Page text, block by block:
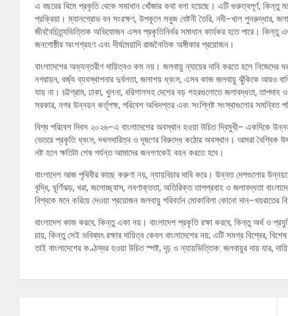
এ বছরের থিমে প্রকৃতি থেকে সমাধান খোঁজার কথা বলা হয়েছে। এটি গুরুত্বপূর্ণ, কিন্তু
প্রক্রিয়া। ম্যানগ্রোভ বন সংরক্ষণ, উপকূলে সবুজ বেষ্টনী তৈরি, নদী–খাল পুনরুদ্ধার,
জীববৈচিত্র্যভিত্তিক অভিযোজন এসব প্রকৃতিনির্ভর সমাধান কার্যকর হতে পারে। কিন্তু
জনগোষ্ঠীর অংশগ্রহণ এবং দীর্ঘমেয়াদি রাজনৈতিক অঙ্গীকার প্রয়োজন।
বাংলাদেশের অভ্যন্তরীণ দায়িত্বও কম নয়। জলবায়ু ন্যায়ের দাবি করতে হলে নিজেদের
নগরায়ন, বর্জ্য ব্যবস্থাপনার দুর্বলতা, জলাশয় ধ্বংস, এসব কাজ জলবায়ু ঝুঁকিকে আরও
যায় না। চট্টগ্রাম, ঢাকা, খুলনা, বরিশালসহ দেশের বড় শহরগুলোতে জলাবদ্ধতা,
সরকার, নগর উন্নয়ন কর্তৃপক্ষ, পরিবেশ অধিদপ্তর এবং সংশ্লিষ্ট সংস্থাগুলোর সমন্বিত
বিশ্ব পরিবেশ দিবস ২০২৬–এ বাংলাদেশের অবস্থান হওয়া উচিত দ্বিমুখী– একদিকে
ভেতরে প্রকৃতি ধ্বংস, দখলদারিত্ব ও দূষণের বিরুদ্ধে কঠোর অবস্থান। আমরা বৈশ্বিক
নষ্ট হলে ক্ষতিটা শেষ পর্যন্ত আমাদের জনগণকেই বহন করতে হবে।
বাংলাদেশ আজ পৃথিবীর কাছে করুণা নয়, ন্যায়বিচার দাবি করে। উন্নত দেশগুলোর
বৃদ্ধি, ঘূর্ণিঝড়, খরা, জলোচ্ছ্বাস, লবণাক্ততা, অতিরিক্ত তাপপ্রবাহ ও জলাবদ্ধতা
বিশ্বকে মনে করিয়ে দেওয়া প্রয়োজন জলবায়ু পরিবর্তন মোকাবিলা কোনো দান–খয়রাতের
বাংলাদেশ কাজ করবে, কিন্তু একা নয়। বাংলাদেশ প্রকৃতি রক্ষা করবে, কিন্তু অর্থ ও
চায়, কিন্তু সেই ভবিষ্যৎ রক্ষার দায়িত্ব কেবল বাংলাদেশের নয়; এটি সমগ্র বিশ্বের,
তাই বাংলাদেশের কণ্ঠস্বর হওয়া উচিত স্পষ্ট, দৃঢ় ও ন্যায়ভিত্তিক: জলবায়ুর দায় যার,